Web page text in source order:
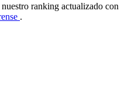
ranking actualizado con
.